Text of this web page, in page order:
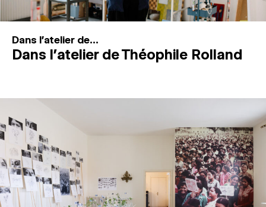
Dans l'atelier de...
Dans l’atelier de Théophile Rolland